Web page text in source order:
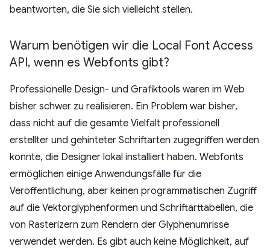
beantworten, die Sie sich vielleicht stellen.
Warum benötigen wir die Local Font Access
API, wenn es Webfonts gibt?
Professionelle Design- und Grafiktools waren im Web
bisher schwer zu realisieren. Ein Problem war bisher,
dass nicht auf die gesamte Vielfalt professionell
erstellter und gehinteter Schriftarten zugegriffen werden
konnte, die Designer lokal installiert haben. Webfonts
ermöglichen einige Anwendungsfälle für die
Veröffentlichung, aber keinen programmatischen Zugriff
auf die Vektorglyphenformen und Schriftarttabellen, die
von Rasterizern zum Rendern der Glyphenumrisse
verwendet werden. Es gibt auch keine Möglichkeit, auf